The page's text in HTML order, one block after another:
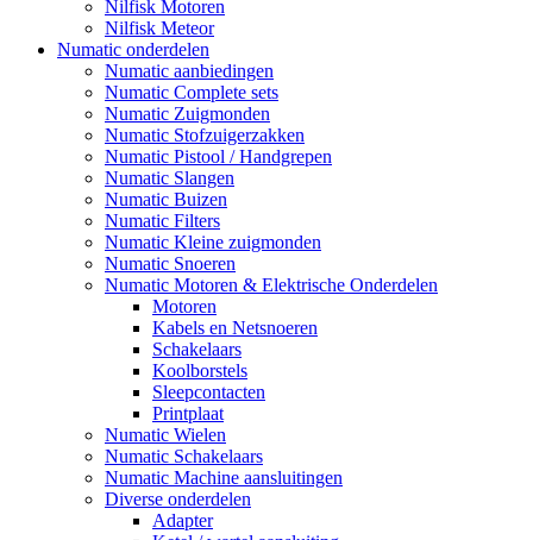
Nilfisk Motoren
Nilfisk Meteor
Numatic onderdelen
Numatic aanbiedingen
Numatic Complete sets
Numatic Zuigmonden
Numatic Stofzuigerzakken
Numatic Pistool / Handgrepen
Numatic Slangen
Numatic Buizen
Numatic Filters
Numatic Kleine zuigmonden
Numatic Snoeren
Numatic Motoren & Elektrische Onderdelen
Motoren
Kabels en Netsnoeren
Schakelaars
Koolborstels
Sleepcontacten
Printplaat
Numatic Wielen
Numatic Schakelaars
Numatic Machine aansluitingen
Diverse onderdelen
Adapter